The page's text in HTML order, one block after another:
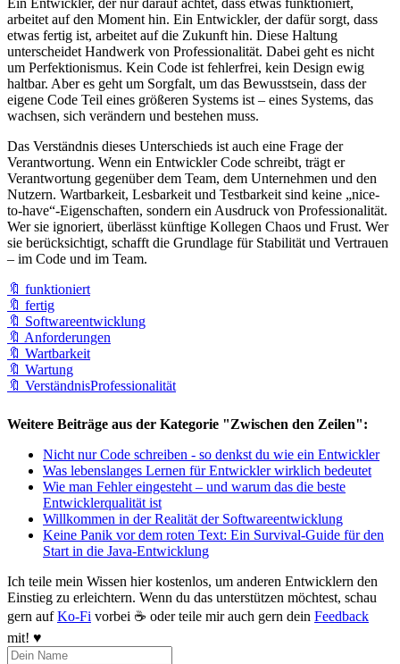
Ein Entwickler, der nur darauf achtet, dass etwas funktioniert,
arbeitet auf den Moment hin. Ein Entwickler, der dafür sorgt, dass
etwas fertig ist, arbeitet auf die Zukunft hin. Diese Haltung
unterscheidet Handwerk von Professionalität. Dabei geht es nicht
um Perfektionismus. Kein Code ist fehlerfrei, kein Design ewig
haltbar. Aber es geht um Sorgfalt, um das Bewusstsein, dass der
eigene Code Teil eines größeren Systems ist – eines Systems, das
wachsen, sich verändern und bestehen muss.
Das Verständnis dieses Unterschieds ist auch eine Frage der
Verantwortung. Wenn ein Entwickler Code schreibt, trägt er
Verantwortung gegenüber dem Team, dem Unternehmen und den
Nutzern. Wartbarkeit, Lesbarkeit und Testbarkeit sind keine „nice-
to-have“-Eigenschaften, sondern ein Ausdruck von Professionalität.
Wer sie ignoriert, überlässt künftige Kollegen Chaos und Frust. Wer
sie berücksichtigt, schafft die Grundlage für Stabilität und Vertrauen
– im Code und im Team.
🔖 funktioniert
🔖 fertig
🔖 Softwareentwicklung
🔖 Anforderungen
🔖 Wartbarkeit
🔖 Wartung
🔖 VerständnisProfessionalität
Weitere Beiträge aus der Kategorie "Zwischen den Zeilen":
Nicht nur Code schreiben - so denkst du wie ein Entwickler
Was lebenslanges Lernen für Entwickler wirklich bedeutet
Wie man Fehler eingesteht – und warum das die beste
Entwicklerqualität ist
Willkommen in der Realität der Softwareentwicklung
Keine Panik vor dem roten Text: Ein Survival-Guide für den
Start in die Java-Entwicklung
Ich teile mein Wissen hier kostenlos, um anderen Entwicklern den
Einstieg zu erleichtern. Wenn du das unterstützen möchtest, schau
gern aufKo-Fi vorbei ☕️ oder teile mir auch gern dein Feedback
mit! ♥️